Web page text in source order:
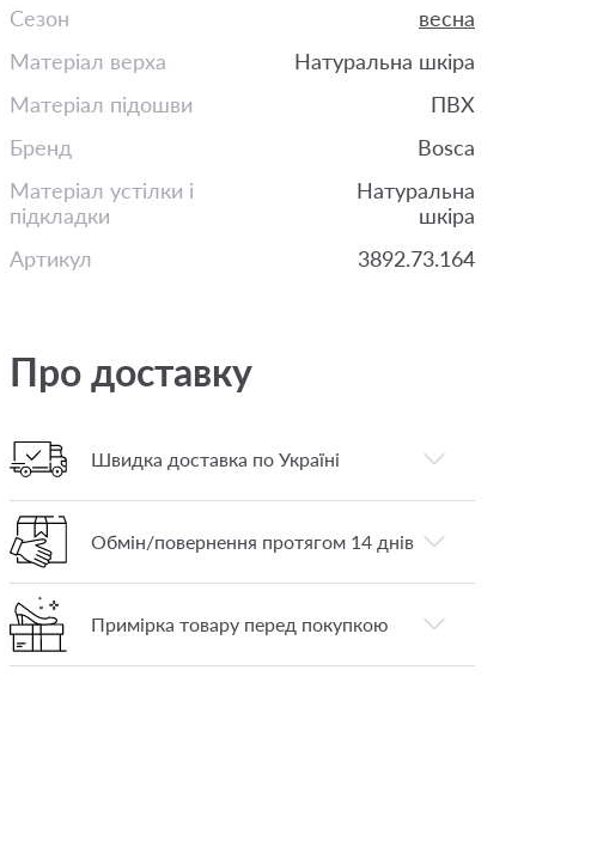
Сезон
весна
Матеріал верха
Натуральна шкіра
Матеріал підошви
ПВХ
Бренд
Bosca
Матеріал устілки і
підкладки
Натуральна
шкіра
Артикул
3892.73.164
Про доставку
Швидка доставка по Україні
Обмін/повернення протягом 14 днів
Примірка товару перед покупкою